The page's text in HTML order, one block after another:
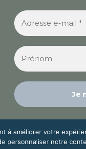
à améliorer votre
notre